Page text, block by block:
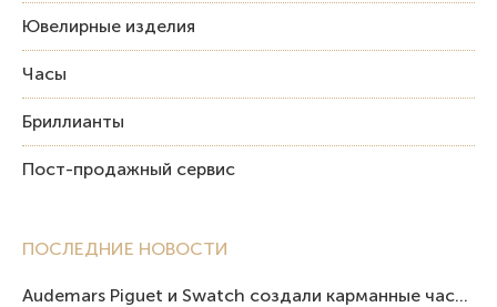
ПОСЛЕДНИЕ НОВОСТИ
Audemars Piguet и Swatch создали карманные часы в эстетике Royal Oak и Pop Art
Ювелирные изделия
Часы
Бриллианты
Пост-продажный сервис